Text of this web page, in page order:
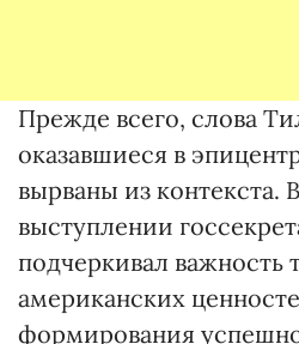
Прежде всего, слова
оказавшиеся в
вырваны из контекста.
выступлении
подчеркивал важность
американских
формирования